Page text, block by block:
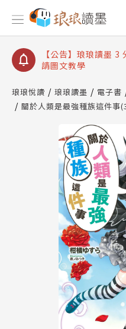
【公告】琅琅讀墨數
【公告】琅琅讀墨書
【公告】琅琅讀墨
請圖文教學
查詢
【公告】琅琅讀墨數
琅琅悅讀 琅琅讀墨 電子書
關於人類是最強種族這件事